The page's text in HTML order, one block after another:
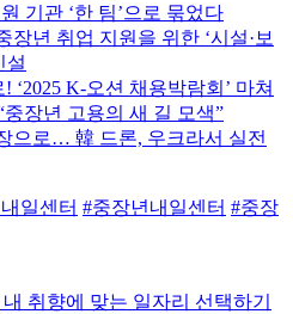
기관 ‘한 팀’으로 묶었다
장년 취업 지원을 위한 ‘시설·보
설
‘2025 K-오션 채용박람회’ 마쳐
장년 고용의 새 길 모색”
으로… 韓 드론, 우크라서 실전
일센터 #중장년내일센터 #중장
취향에 맞는 일자리 선택하기